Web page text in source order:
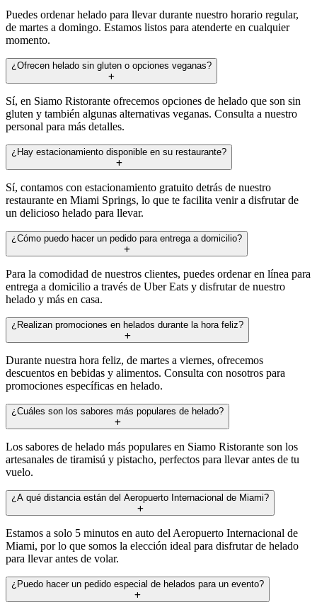
Puedes ordenar helado para llevar durante nuestro horario regular,
de martes a domingo. Estamos listos para atenderte en cualquier
momento.
¿Ofrecen helado sin gluten o opciones veganas?
Sí, en Siamo Ristorante ofrecemos opciones de helado que son sin
gluten y también algunas alternativas veganas. Consulta a nuestro
personal para más detalles.
¿Hay estacionamiento disponible en su restaurante?
Sí, contamos con estacionamiento gratuito detrás de nuestro
restaurante en Miami Springs, lo que te facilita venir a disfrutar de
un delicioso helado para llevar.
¿Cómo puedo hacer un pedido para entrega a domicilio?
Para la comodidad de nuestros clientes, puedes ordenar en línea para
entrega a domicilio a través de Uber Eats y disfrutar de nuestro
helado y más en casa.
¿Realizan promociones en helados durante la hora feliz?
Durante nuestra hora feliz, de martes a viernes, ofrecemos
descuentos en bebidas y alimentos. Consulta con nosotros para
promociones específicas en helado.
¿Cuáles son los sabores más populares de helado?
Los sabores de helado más populares en Siamo Ristorante son los
artesanales de tiramisú y pistacho, perfectos para llevar antes de tu
vuelo.
¿A qué distancia están del Aeropuerto Internacional de Miami?
Estamos a solo 5 minutos en auto del Aeropuerto Internacional de
Miami, por lo que somos la elección ideal para disfrutar de helado
para llevar antes de volar.
¿Puedo hacer un pedido especial de helados para un evento?